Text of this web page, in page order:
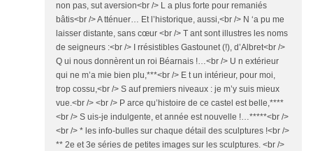
non pas, sut aversion<br /> L a plus forte pour remaniés
bâtis<br /> A tténuer… Et l’historique, aussi,<br /> N ‘a pu me
laisser distante, sans cœur <br /> T ant sont illustres les noms
de seigneurs :<br /> I rrésistibles Gastounet (!), d’Albret<br />
Q ui nous donnèrent un roi Béarnais !…<br /> U n extérieur
qui ne m’a mie bien plu,***<br /> E t un intérieur, pour moi,
trop cossu,<br /> S auf premiers niveaux : je m’y suis mieux
vue.<br /> <br /> P arce qu’histoire de ce castel est belle,****
<br /> S uis-je indulgente, et année est nouvelle !…*****<br />
<br /> * les info-bulles sur chaque détail des sculptures !<br />
** 2e et 3e séries de petites images sur les sculptures. <br />